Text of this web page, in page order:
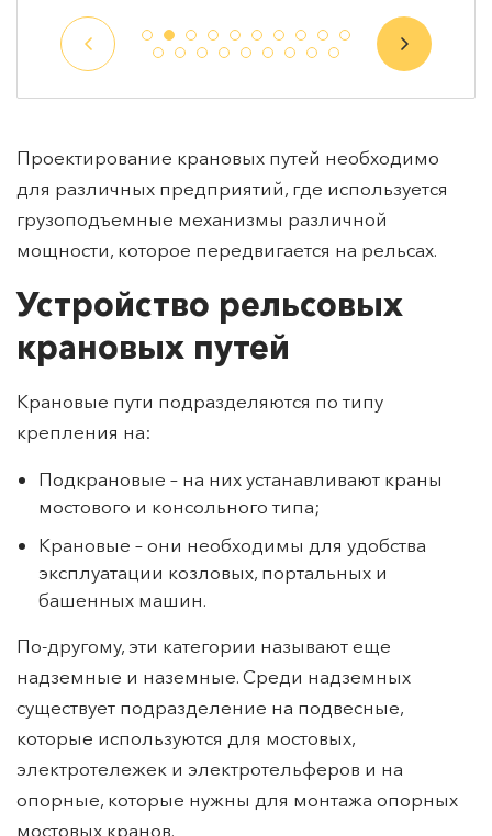
Проектирование крановых путей необходимо
для различных предприятий, где используется
грузоподъемные механизмы различной
мощности, которое передвигается на рельсах.
Устройство рельсовых
крановых путей
Крановые пути подразделяются по типу
крепления на:
Подкрановые – на них устанавливают краны
мостового и консольного типа;
Крановые – они необходимы для удобства
эксплуатации козловых, портальных и
башенных машин.
По-другому, эти категории называют еще
надземные и наземные. Среди надземных
существует подразделение на подвесные,
которые используются для мостовых,
электротележек и электротельферов и на
опорные, которые нужны для монтажа опорных
мостовых кранов.